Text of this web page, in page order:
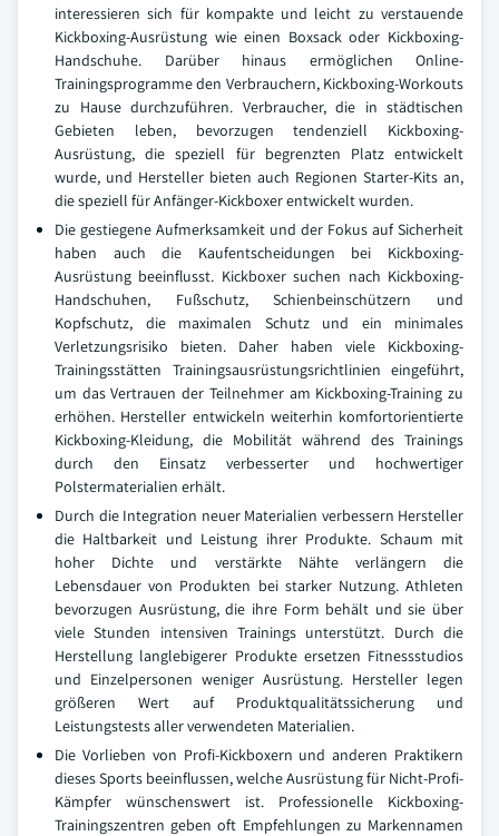
interessieren sich für kompakte und leicht zu verstauende
Kickboxing-Ausrüstung wie einen Boxsack oder Kickboxing-
Handschuhe. Darüber hinaus ermöglichen Online-
Trainingsprogramme den Verbrauchern, Kickboxing-Workouts
zu Hause durchzuführen. Verbraucher, die in städtischen
Gebieten leben, bevorzugen tendenziell Kickboxing-
Ausrüstung, die speziell für begrenzten Platz entwickelt
wurde, und Hersteller bieten auch Regionen Starter-Kits an,
die speziell für Anfänger-Kickboxer entwickelt wurden.
Die gestiegene Aufmerksamkeit und der Fokus auf Sicherheit
haben auch die Kaufentscheidungen bei Kickboxing-
Ausrüstung beeinflusst. Kickboxer suchen nach Kickboxing-
Handschuhen, Fußschutz, Schienbeinschützern und
Kopfschutz, die maximalen Schutz und ein minimales
Verletzungsrisiko bieten. Daher haben viele Kickboxing-
Trainingsstätten Trainingsausrüstungsrichtlinien eingeführt,
um das Vertrauen der Teilnehmer am Kickboxing-Training zu
erhöhen. Hersteller entwickeln weiterhin komfortorientierte
Kickboxing-Kleidung, die Mobilität während des Trainings
durch den Einsatz verbesserter und hochwertiger
Polstermaterialien erhält.
Durch die Integration neuer Materialien verbessern Hersteller
die Haltbarkeit und Leistung ihrer Produkte. Schaum mit
hoher Dichte und verstärkte Nähte verlängern die
Lebensdauer von Produkten bei starker Nutzung. Athleten
bevorzugen Ausrüstung, die ihre Form behält und sie über
viele Stunden intensiven Trainings unterstützt. Durch die
Herstellung langlebigerer Produkte ersetzen Fitnessstudios
und Einzelpersonen weniger Ausrüstung. Hersteller legen
größeren Wert auf Produktqualitätssicherung und
Leistungstests aller verwendeten Materialien.
Die Vorlieben von Profi-Kickboxern und anderen Praktikern
dieses Sports beeinflussen, welche Ausrüstung für Nicht-Profi-
Kämpfer wünschenswert ist. Professionelle Kickboxing-
Trainingszentren geben oft Empfehlungen zu Markennamen